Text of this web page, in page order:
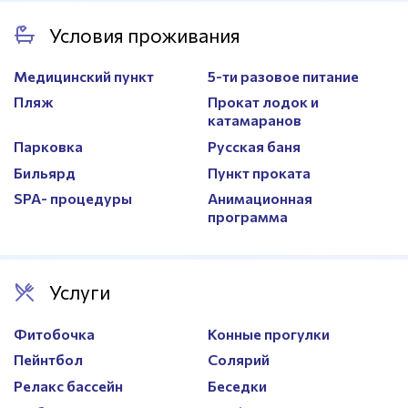
Размер
8х16м.
Условия проживания
Медицинский пункт
5-ти разовое питание
Пляж
Прокат лодок и
катамаранов
Парковка
Русская баня
Бильярд
Пункт проката
SPA- процедуры
Анимационная
программа
Услуги
Фитобочка
Конные прогулки
Пейнтбол
Солярий
Релакс бассейн
Беседки